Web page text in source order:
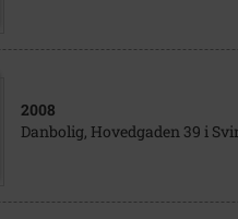
2008
Danbolig, Hovedgaden 39 i